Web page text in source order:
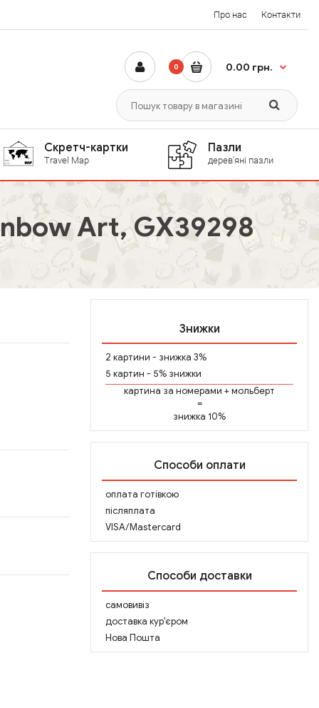
Про нас Контакти
0 0.00 грн.
Скретч-картки
Travel Map
Пазли
дерев'яні пазли
Art, GX39298
Знижки
2 картини - знижка 3%
5 картин - 5% знижки
картина за номерами +мольберт
=
знижка 10%
Способи оплати
оплата готівкою
післяплата
VISA/Mastercard
Способи доставки
самовивіз
доставка кур'єром
Нова Пошта